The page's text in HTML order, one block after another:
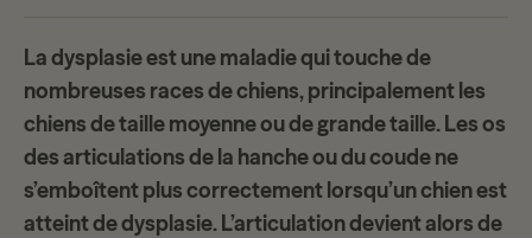
La dysplasie est une maladie qui touche de
nombreuses races de chiens, principalement les
chiens de taille moyenne ou de grande taille. Les os
des articulations de la hanche ou du coude ne
s’emboîtent plus correctement lorsqu’un chien est
atteint de dysplasie. L’articulation devient alors de